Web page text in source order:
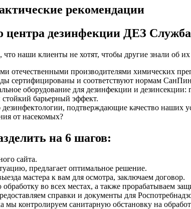
центра дезинфекции ДЕЗ
наши клиенты не хотят, чтобы другие знали об
отечественными производителями химических
сертифицированы и соответствуют нормам
оборудование для дезинфекции и
стойкий барьерный эффект.
подтверждающие качество наших
от насекомых?
на 6 шагов:
сайта.
предлагает оптимальное решение.
мастера к вам для осмотра, заключаем договор.
во всех местах, а также прорабатываем
справки и документы для
мы контролируем санитарную обстановку на